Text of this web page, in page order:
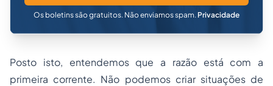
Os boletins são gratuitos. Não enviamos spam. Privacidade
Posto isto, entendemos que a razão está com a
primeira corrente. Não podemos criar situações de